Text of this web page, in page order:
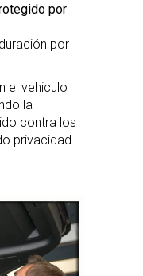
por
por
el vehiculo
la
contra los
privacidad